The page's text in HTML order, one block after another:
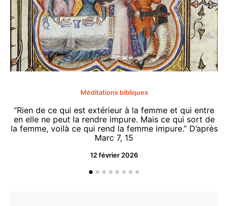
Méditations bibliques
“Rien de ce qui est extérieur à la femme et qui entre
en elle ne peut la rendre impure. Mais ce qui sort de
la femme, voilà ce qui rend la femme impure.” D’après
Marc 7, 15
12 février 2026